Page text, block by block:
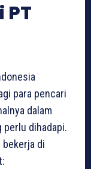
para pencari
dalam
perlu dihadapi.
bekerja di